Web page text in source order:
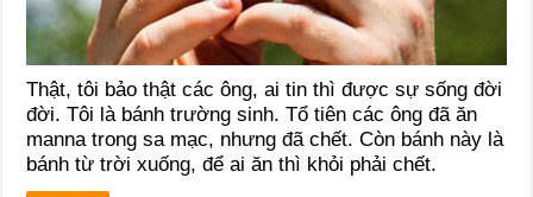
Thật, tôi bảo thật các ông, ai tin thì được sự sống đời
đời. Tôi là bánh trường sinh. Tổ tiên các ông đã ăn
manna trong sa mạc, nhưng đã chết. Còn bánh này là
bánh từ trời xuống, để ai ăn thì khỏi phải chết.